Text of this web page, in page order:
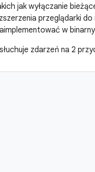
jak wyłączanie
przeglądarki do
w
zdarzeń na 2